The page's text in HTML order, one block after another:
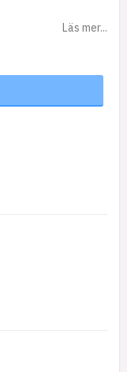
Läs mer...